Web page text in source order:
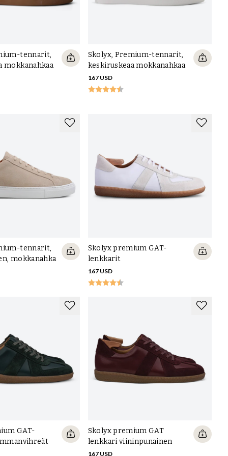
tennarit,
mokkanahkaa
Skolyx, Premium-tennarit,
keskiruskeaa mokkanahkaa
167 USD
tennarit,
mokkanahka
Skolyx premium GAT-
lenkkarit
167 USD
GAT-
Skolyx premium GAT
lenkkari viininpunainen
167 USD